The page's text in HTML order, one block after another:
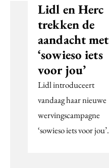
Lidl en Herc
trekken de
aandacht met
‘sowieso iets
voor jou’
Lidl introduceert
vandaag haar nieuwe
wervingscampagne
‘sowieso iets voor jou’.